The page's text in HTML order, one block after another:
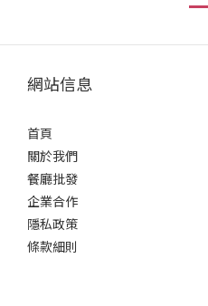
網站信息
首頁
關於我們
餐廳批發
企業合作
隱私政策
條款細則